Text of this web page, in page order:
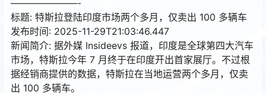
———————-
标题: 特斯拉登陆印度市场两个多月，仅卖出 100 多辆车
发布时间: 2025-11-29T21:03:46.447
新闻简介: 据外媒 Insideevs 报道，印度是全球第四大汽车
市场，特斯拉今年 7 月终于在印度开出首家展厅。不过根
据经销商提供的数据，特斯拉在当地运营两个多月，仅卖
出 100 多辆车。